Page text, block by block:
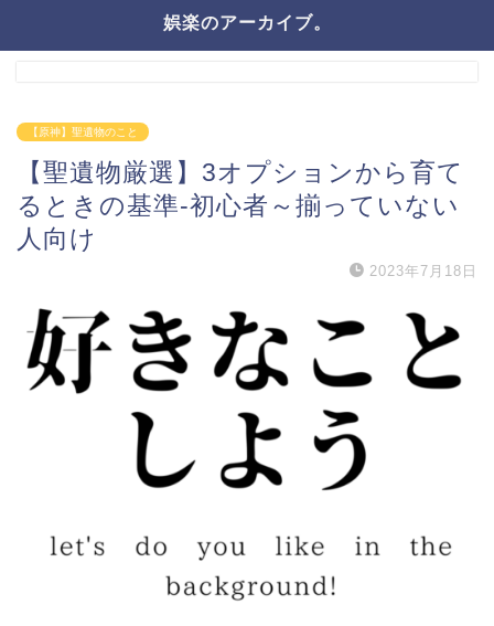
娯楽のアーカイブ。
【原神】聖遺物のこと
【聖遺物厳選】3オプションから育て
るときの基準-初心者～揃っていない
人向け
2023年7月18日